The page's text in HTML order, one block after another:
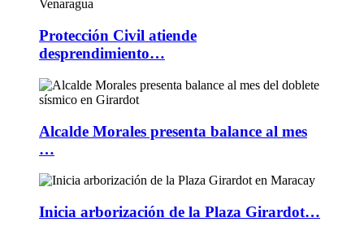
Protección Civil atiende
desprendimiento…
Alcalde Morales presenta balance al mes
…
Inicia arborización de la Plaza Girardot…